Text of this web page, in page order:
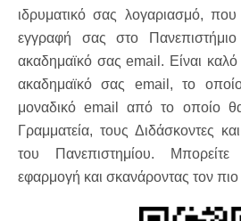
ιδρυματικό σας λογαριασμό,
εγγραφή σας στο
ακαδημαϊκό σας email. Είναι καλό
ακαδημαϊκό σας email, το
μοναδικό email από το οποίο θα
Γραμματεία, τους Διδάσκοντες
του Πανεπιστημίου.
εφαρμογή και σκανάροντας τον